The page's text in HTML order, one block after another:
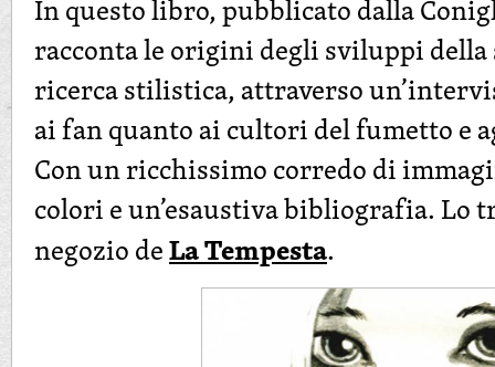
In questo libro, pubblicato dalla
racconta le origini degli sviluppi della
ricerca stilistica, attraverso
ai fan quanto ai cultori del fumetto e
Con un ricchissimo corredo di
colori e un’esaustiva bibliografia. Lo
negozio deLa Tempesta.